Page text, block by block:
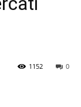
0
1152